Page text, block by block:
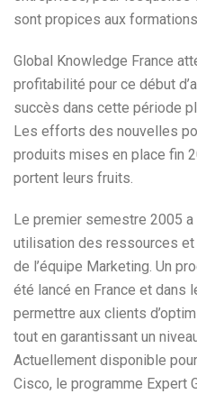
sont propices aux
Global Knowledge France
profitabilité pour ce début
succès dans cette période
Les efforts des nouvelles
produits mises en place fin
portent leurs fruits.
Le premier semestre 2005 a
utilisation des ressources et
de l’équipe Marketing. Un
été lancé en France et dans
permettre aux clients
tout en garantissant un
Actuellement disponible
Cisco, le programme Expert